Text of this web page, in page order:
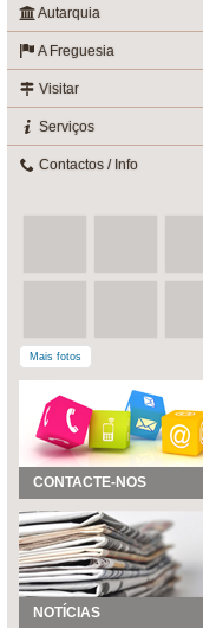
Autarquia
A Freguesia
Visitar
Serviços
Contactos / Info
Mais fotos
CONTACTE-NOS
NOTÍCIAS